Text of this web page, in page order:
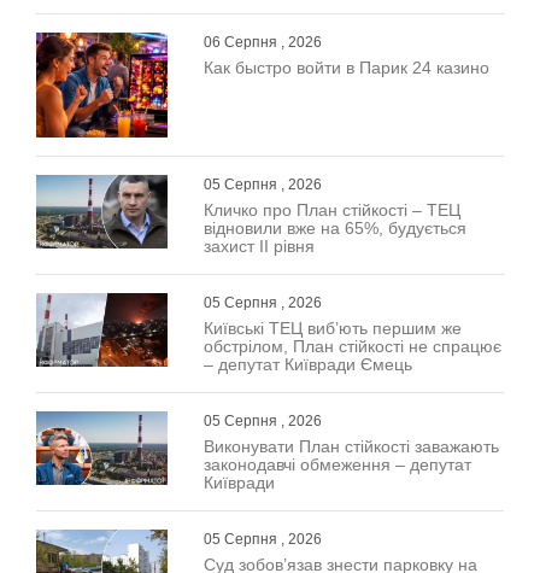
06 Серпня , 2026
Как быстро войти в Парик 24 казино
05 Серпня , 2026
Кличко про План стійкості – ТЕЦ
відновили вже на 65%, будується
захист ІІ рівня
05 Серпня , 2026
Київські ТЕЦ виб’ють першим же
обстрілом, План стійкості не спрацює
– депутат Київради Ємець
05 Серпня , 2026
Виконувати План стійкості заважають
законодавчі обмеження – депутат
Київради
05 Серпня , 2026
Суд зобов’язав знести парковку на